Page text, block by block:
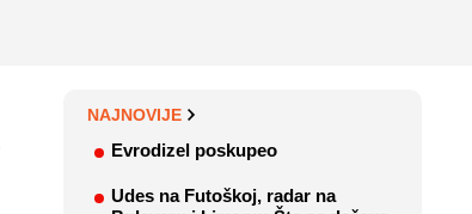
NAJNOVIJE
Evrodizel poskupeo
Udes na Futoškoj, radar na